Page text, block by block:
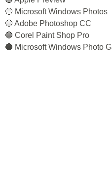
🔵 Microsoft Windows Photos
🔵 Adobe Photoshop CC
🔵 Corel Paint Shop Pro
🔵 Microsoft Windows Photo